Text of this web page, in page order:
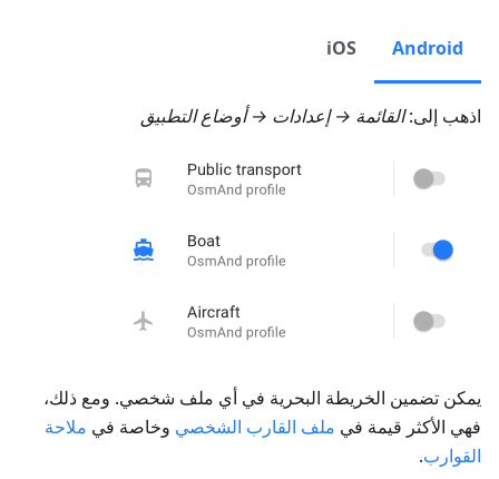
Android
iOS
اذهب إلى:القائمة → إعدادات → أوضاع التطبيق
يمكن تضمين الخريطة البحرية في أي ملف شخصي. ومع ذلك،
فهي الأكثر قيمة في ملف القارب الشخصي وخاصة في ملاحة
القوارب.